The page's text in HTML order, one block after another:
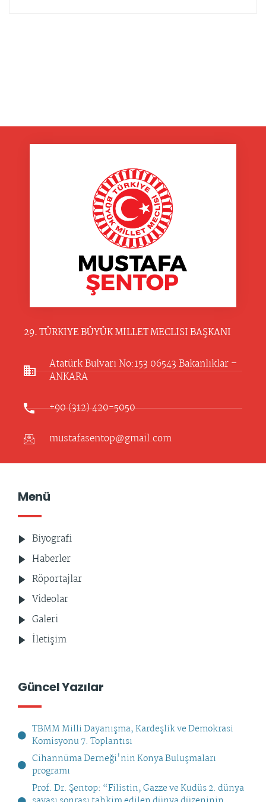
29. TÜRKİYE BÜYÜK MİLLET MECLİSİ BAŞKANI
Atatürk Bulvarı No:153 06543 Bakanlıklar –
ANKARA​
+90 (312) 420-5050
mustafasentop@gmail.com
Menü
Biyografi
Haberler
Röportajlar
Videolar
Galeri
İletişim
Güncel Yazılar
TBMM Milli Dayanışma, Kardeşlik ve Demokrasi
Komisyonu 7. Toplantısı
Cihannüma Derneği'nin Konya Buluşmaları
programı
Prof. Dr. Şentop: “Filistin, Gazze ve Kudüs 2. dünya